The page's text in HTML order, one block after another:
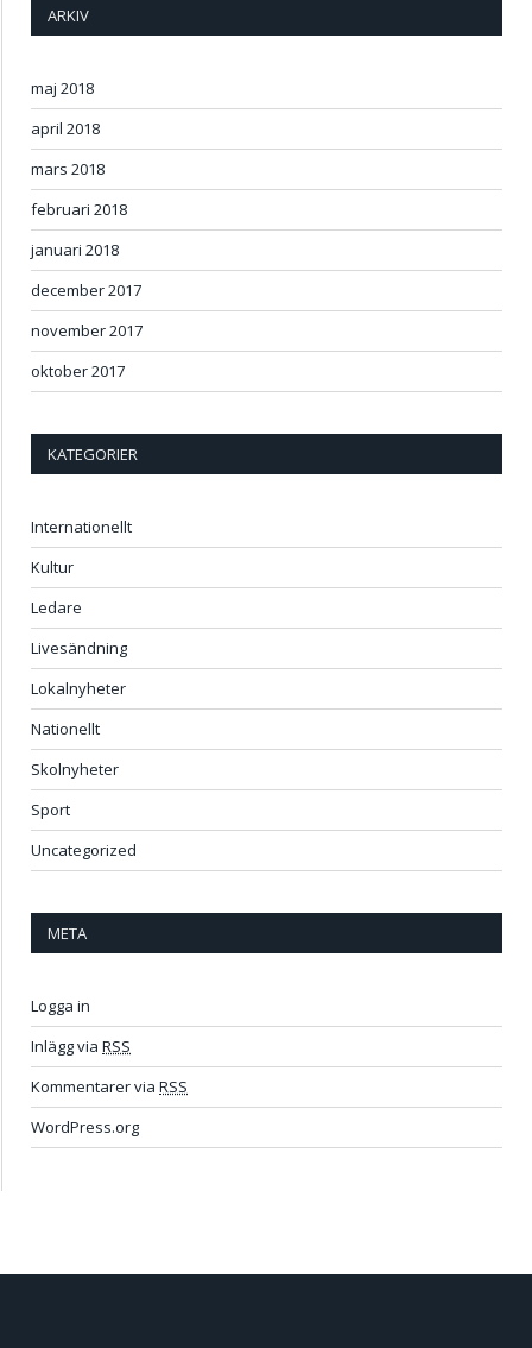
ARKIV
maj 2018
april 2018
mars 2018
februari 2018
januari 2018
december 2017
november 2017
oktober 2017
KATEGORIER
Internationellt
Kultur
Ledare
Livesändning
Lokalnyheter
Nationellt
Skolnyheter
Sport
Uncategorized
META
Logga in
Inlägg via RSS
Kommentarer via RSS
WordPress.org